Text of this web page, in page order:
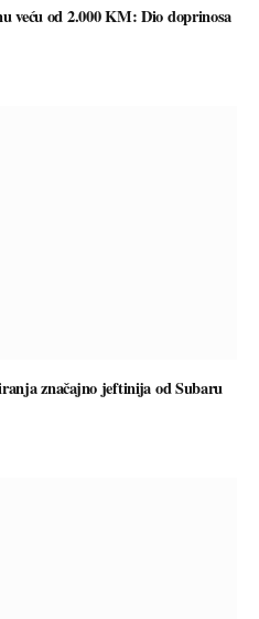
veću od 2.000 KM: Dio doprinosa
značajno jeftinija od Subaru